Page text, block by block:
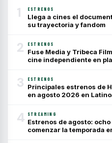
1 ESTRENOS
Llega a cines el
su trayectoria y fandom
2 ESTRENOS
Fuse Media y Tribeca
cine independiente en
3 ESTRENOS
Principales estrenos de
en agosto 2026 en
4 STREAMING
Estrenos de agosto:
comenzar la temporada